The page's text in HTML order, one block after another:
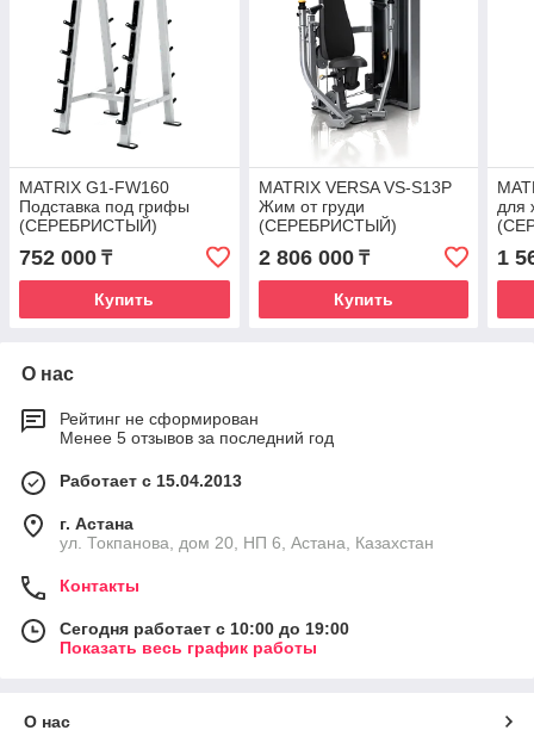
MATRIX G1-FW160
Подставка под грифы
(СЕРЕБРИСТЫЙ)
752 000 ₸
Купить
MATRIX VERSA VS-S13P
Жим от груди
(СЕРЕБРИСТЫЙ)
2 806 000₸
Купить
для
1
О нас
Рейтинг не сформирован
Менее 5 отзывов за последний год
Работает с 15.04.2013
г. Астана
ул. Токпанова, дом 20, НП 6, Астана, Казахстан
Контакты
Сегодня работает с 10:00 до 19:00
Показать весь график работы
О нас